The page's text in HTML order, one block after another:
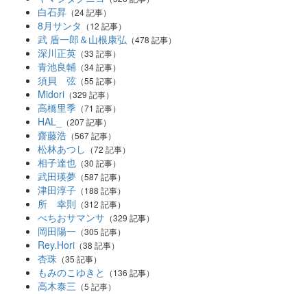
白石昇 （24 記事）
8月サンタ （12 記事）
武 盾一郎＆山根康弘 （478 記事）
深川正英 （33 記事）
青池良輔 （34 記事）
須貝 弦 （55 記事）
Midori （329 記事）
高橋里季 （71 記事）
HAL_ （207 記事）
齋藤浩 （567 記事）
松林あつし （72 記事）
相子達也 （30 記事）
武田瑛夢 （587 記事）
津田淳子 （188 記事）
所 幸則 （312 記事）
べちおサマンサ （329 記事）
岡田陽一 （305 記事）
Rey.Hori （38 記事）
杏珠 （35 記事）
もみのこゆきと （136 記事）
高木泰三 （5 記事）